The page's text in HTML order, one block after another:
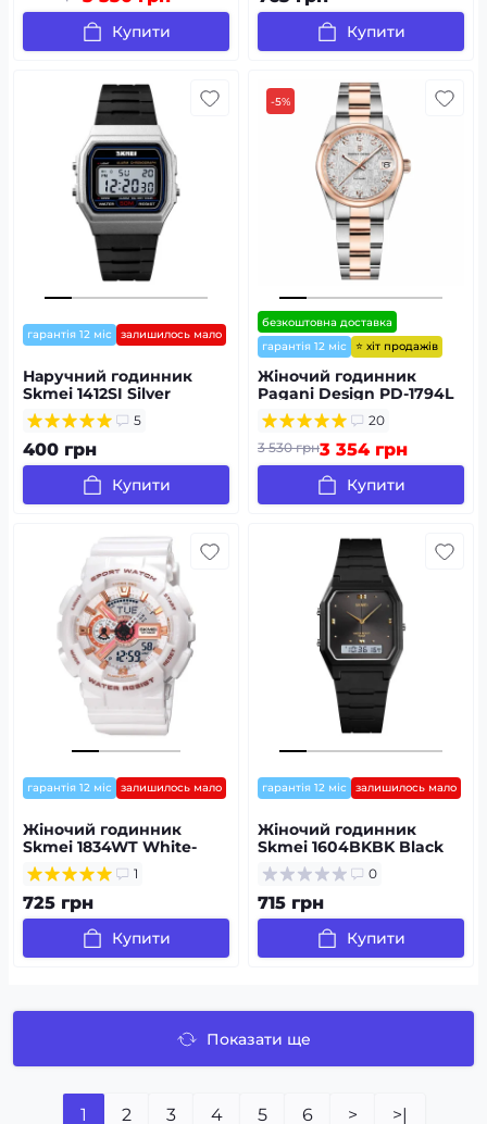
Купити Купити
гарантія 12 міс залишилось мало
Наручний годинник
Skmei 1412SI Silver
5
400 грн
Купити
-5%
безкоштовна доставка
гарантія 12 міс
⭐ хіт продажів
Жіночий годинник
Pagani Design PD-1794L
Silver-Rose Gold-White
20
3 530 грн3 354 грн
Купити
гарантія 12 міс залишилось мало
Жіночий годинник
Skmei 1834WT White-
Gold
1
725 грн
Купити
гарантія 12 міс залишилось мало
Жіночий годинник
Skmei 1604BKBK Black
0
715 грн
Купити
Показати ще
1 2 3 4 5 6 > >|